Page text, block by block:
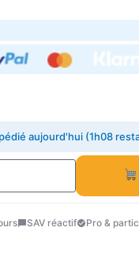
aujourd'hui (1h08
SAV réactif Pro &